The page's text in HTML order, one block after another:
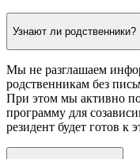
Узнают ли родственники?
Мы не разглашаем
родственникам без
При этом мы активно
программу для
резидент будет готов к